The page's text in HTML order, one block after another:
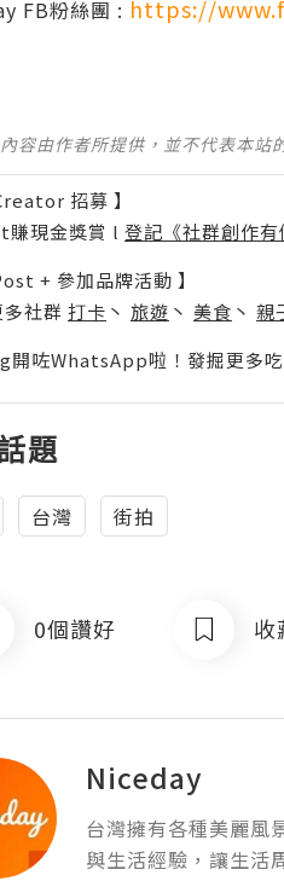
FB粉絲團 : https://
容由作者所提供，並不代表本
招募 】
賺現金獎賞 l 登記《社群創作有
+ 參加品牌活動 】
社群 打卡 丶 旅遊 丶 美食 丶 親
開咗WhatsApp啦！發掘更多吃
題
台灣 街拍
0個讚好 收
Niceday
台灣擁有各種美麗風
與生活經驗，讓生活